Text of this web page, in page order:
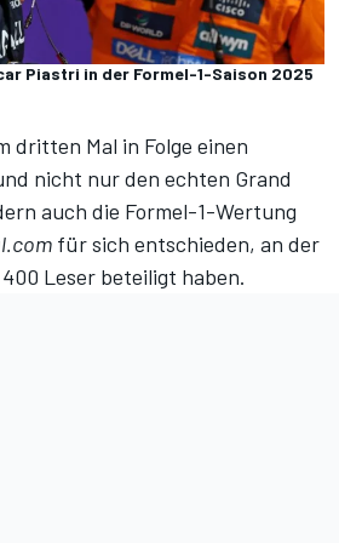
Piastri in der Formel-1-Saison 2025
dritten Mal in Folge einen
nicht nur den echten Grand
auch die Formel-1-Wertung
für sich entschieden, an der
Leser beteiligt haben.